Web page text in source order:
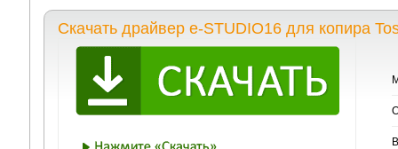
Скачать драйвер e-STUDIO16 для копира